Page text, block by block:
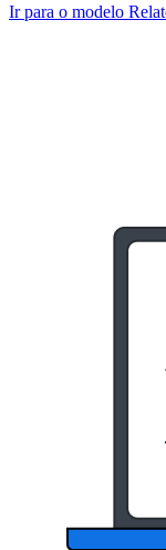
Ir para o modelo